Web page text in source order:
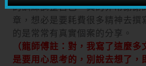
的訓練調整自己。真的非常謝謝
章，想必是要耗費很多精神去撰
的是常常有真實個案的分享。
（龍師傅註：對，我寫了這麼
是要用心思考的，別說去想了，